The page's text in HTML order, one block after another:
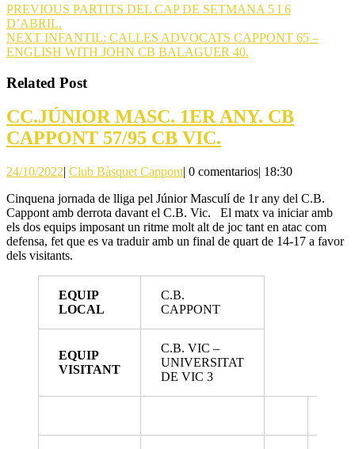
Navegación
de
entradas
PREVIOUS Entrada
PARTITS DEL CAP DE SETMANA 5 I 6
D’ABRIL.
NEXT Siguiente
entrada:
INFANTIL: CALLES ADVOCATS CAPPONT 65 –
ENGLISH WITH JOHN CB BALAGUER 40.
Related Post
CC.JÚNIOR MASC. 1ER ANY. CB
CAPPONT 57/95 CB VIC.
1ER
ANY.
CB
CAPPONT
24/10/202224/10/2022
| Club Bàsquet CappontClub
Cappont
| 0 comentarios| 18:30
Cinquena jornada de lliga pel Júnior Masculí de 1r any del C.B.
Cappont amb derrota davant el C.B. Vic. El matx va iniciar amb
els dos equips imposant un ritme molt alt de joc tant en atac com
defensa, fet que es va traduir amb un final de quart de 14-17 a favor
dels visitants.
EQUIP
LOCAL
C.B.
CAPPONT
EQUIP
VISITANT
C.B. VIC –
UNIVERSITAT
DE VIC 3